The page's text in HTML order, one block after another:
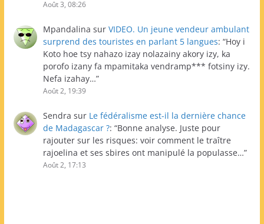
Août 3, 08:26
Mpandalina sur VIDEO. Un jeune vendeur ambulant
surprend des touristes en parlant 5 langues: “Hoy i
Koto hoe tsy nahazo izay nolazainy akory izy, ka
porofo izany fa mpamitaka vendramp*** fotsiny izy.
Nefa izahay…”
Août 2, 19:39
Sendra sur Le fédéralisme est-il la dernière chance
de Madagascar ?: “Bonne analyse. Juste pour
rajouter sur les risques: voir comment le traître
rajoelina et ses sbires ont manipulé la populasse…”
Août 2, 17:13